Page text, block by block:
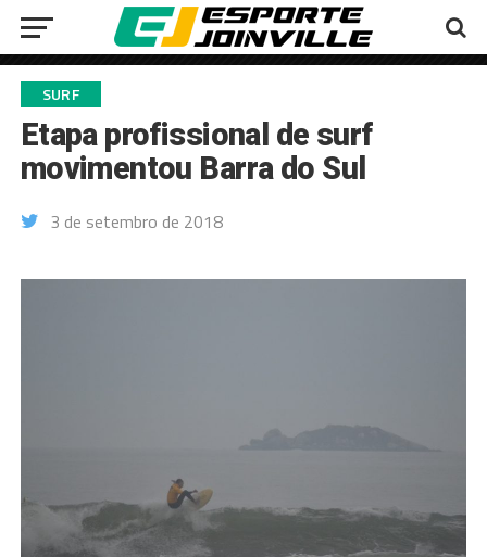
SURF
Etapa profissional de surf
movimentou Barra do Sul
3 de setembro de 2018